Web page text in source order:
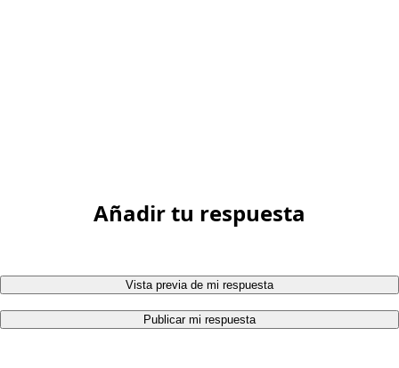
Añadir tu respuesta
Vista previa de mi respuesta
Publicar mi respuesta